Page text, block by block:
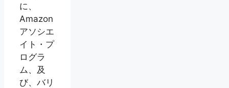
に、
Amazon
アソシエ
イト・プ
ログラ
ム、及
び、バリ